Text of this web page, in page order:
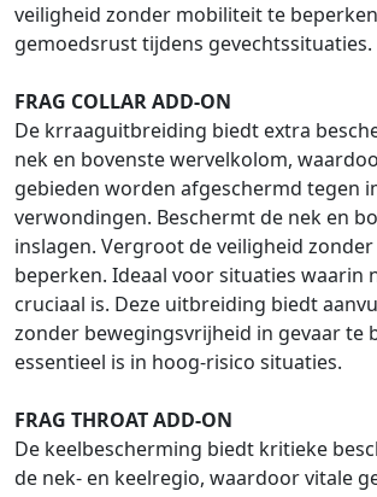
veiligheid zonder mobiliteit te
gemoedsrust tijdens gevechtssituaties.
FRAG COLLAR ADD-ON
De krraaguitbreiding biedt extra
nek en bovenste wervelkolom,
gebieden worden afgeschermd tegen
verwondingen. Beschermt de nek en
inslagen. Vergroot de veiligheid
beperken. Ideaal voor situaties waarin
cruciaal is. Deze uitbreiding biedt
zonder bewegingsvrijheid in gevaar te
essentieel is in hoog-risico situaties.
FRAG THROAT ADD-ON
De keelbescherming biedt kritieke
de nek- en keelregio, waardoor vitale